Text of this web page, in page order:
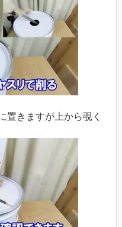
置きますが上から覗く